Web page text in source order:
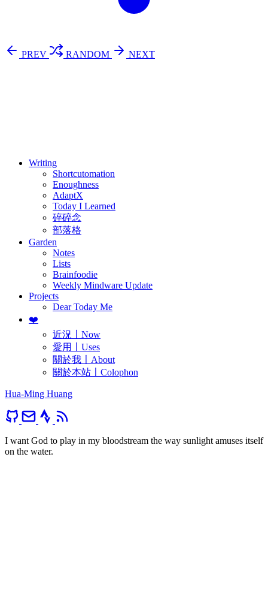
PREV RANDOM
NEXT
Writing
Shortcutomation
Enoughness
AdaptX
Today I Learned
碎碎念
部落格
Garden
Notes
Lists
Brainfoodie
Weekly Mindware Update
Projects
Dear Today Me
❤️
近況〡Now
愛用〡Uses
關於我〡About
關於本站〡Colophon
Hua-Ming Huang
I want God to play in my bloodstream the way sunlight amuses itself
on the water.